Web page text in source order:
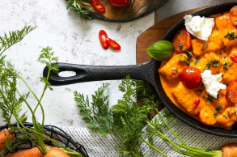
Články
TV Program
Škola vaření
Recepty z TV